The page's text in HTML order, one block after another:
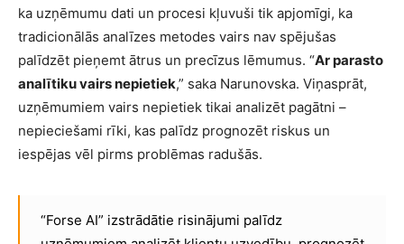
ka uzņēmumu dati un procesi kļuvuši tik apjomīgi, ka
tradicionālās analīzes metodes vairs nav spējušas
palīdzēt pieņemt ātrus un precīzus lēmumus. “Ar parasto
analītiku vairs nepietiek,” saka Narunovska. Viņasprāt,
uzņēmumiem vairs nepietiek tikai analizēt pagātni –
nepieciešami rīki, kas palīdz prognozēt riskus un
iespējas vēl pirms problēmas radušās.
“Forse AI” izstrādātie risinājumi palīdz